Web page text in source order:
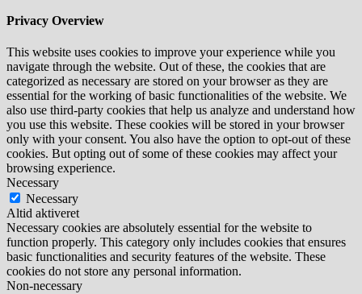
Privacy Overview
This website uses cookies to improve your experience while you
navigate through the website. Out of these, the cookies that are
categorized as necessary are stored on your browser as they are
essential for the working of basic functionalities of the website. We
also use third-party cookies that help us analyze and understand how
you use this website. These cookies will be stored in your browser
only with your consent. You also have the option to opt-out of these
cookies. But opting out of some of these cookies may affect your
browsing experience.
Necessary
Necessary
Altid aktiveret
Necessary cookies are absolutely essential for the website to
function properly. This category only includes cookies that ensures
basic functionalities and security features of the website. These
cookies do not store any personal information.
Non-necessary